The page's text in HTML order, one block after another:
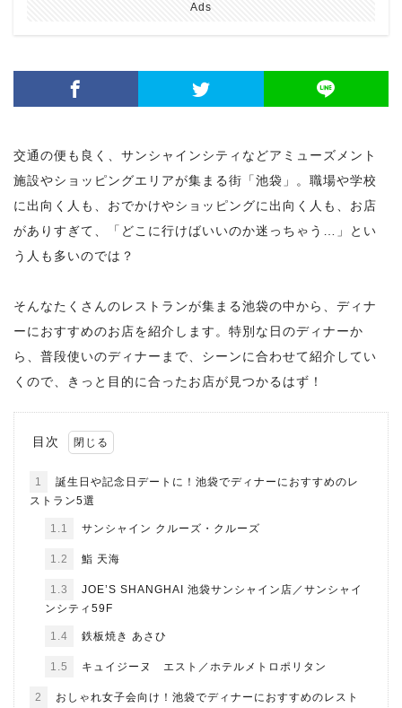
Ads
交通の便も良く、サンシャインシティなどアミューズメント
施設やショッピングエリアが集まる街「池袋」。職場や学校
に出向く人も、おでかけやショッピングに出向く人も、お店
がありすぎて、「どこに行けばいいのか迷っちゃう…」とい
う人も多いのでは？
そんなたくさんのレストランが集まる池袋の中から、ディナ
ーにおすすめのお店を紹介します。特別な日のディナーか
ら、普段使いのディナーまで、シーンに合わせて紹介してい
くので、きっと目的に合ったお店が見つかるはず！
目次
1
誕生日や記念日デートに！池袋でディナーにおすすめのレ
ストラン5選
1.1 サンシャイン クルーズ・クルーズ
1.2 鮨 天海
1.3
JOE’S SHANGHAI 池袋サンシャイン店／サンシャイ
ンシティ59F
1.4 鉄板焼き あさひ
1.5 キュイジーヌ エスト／ホテルメトロポリタン
2
おしゃれ女子会向け！池袋でディナーにおすすめのレスト